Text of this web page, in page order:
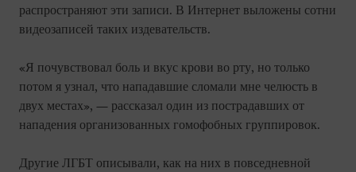
распространяют эти записи. В Интернет выложены сотни
видеозаписей таких издевательств.
«Я почувствовал боль и вкус крови во рту, но только
потом я узнал, что нападавшие сломали мне челюсть в
двух местах», — рассказал один из пострадавших от
нападения организованных гомофобных группировок.
Другие ЛГБТ описывали, как на них в повседневной